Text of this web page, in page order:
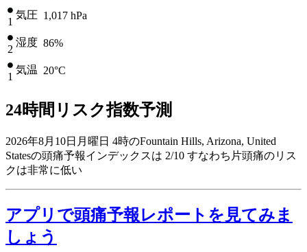
1
気圧 1,017 hPa
2
湿度 86%
1
気温 20°C
24時間リスク指数予測
2026年8月10日月曜日 4時のFountain Hills, Arizona, United
Statesの頭痛予報インデックスは 2/10 すなわち片頭痛のリス
クは非常に低い
アプリで頭痛予報レポートを見てみま
しょう